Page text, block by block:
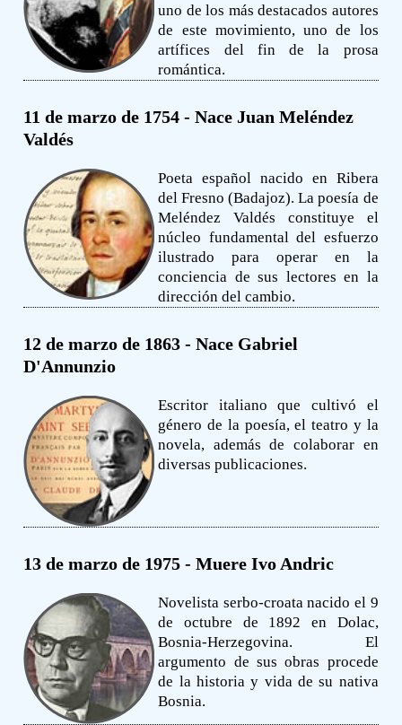
uno de los más destacados autores
de este movimiento, uno de los
artífices del fin de la prosa
romántica.
11 de marzo de 1754 - Nace Juan Meléndez
Valdés
Poeta español nacido en Ribera
del Fresno (Badajoz). La poesía de
Meléndez Valdés constituye el
núcleo fundamental del esfuerzo
ilustrado para operar en la
conciencia de sus lectores en la
dirección del cambio.
12 de marzo de 1863 - Nace Gabriel
D'Annunzio
Escritor italiano que cultivó el
género de la poesía, el teatro y la
novela, además de colaborar en
diversas publicaciones.
13 de marzo de 1975 - Muere Ivo Andric
Novelista serbo-croata nacido el 9
de octubre de 1892 en Dolac,
Bosnia-Herzegovina. El
argumento de sus obras procede
de la historia y vida de su nativa
Bosnia.